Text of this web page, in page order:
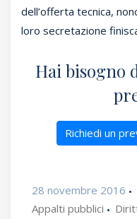
dell’offerta tecnica,
loro secretazione
Hai bisogno
Richiedi un
28 novembre 2016
Appalti pubblici